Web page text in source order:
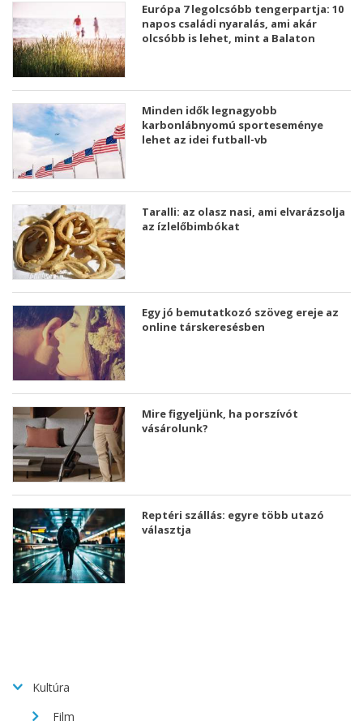
Európa 7 legolcsóbb tengerpartja: 10
napos családi nyaralás, ami akár
olcsóbb is lehet, mint a Balaton
Minden idők legnagyobb
karbonlábnyomú sporteseménye
lehet az idei futball-vb
Taralli: az olasz nasi, ami elvarázsolja
az ízlelőbimbókat
Egy jó bemutatkozó szöveg ereje az
online társkeresésben
Mire figyeljünk, ha porszívót
vásárolunk?
Reptéri szállás: egyre több utazó
választja
Kultúra
Film